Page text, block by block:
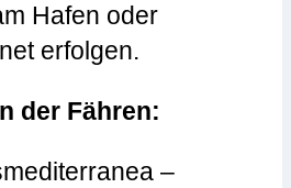
Hafen oder
erfolgen.
der Fähren:
–